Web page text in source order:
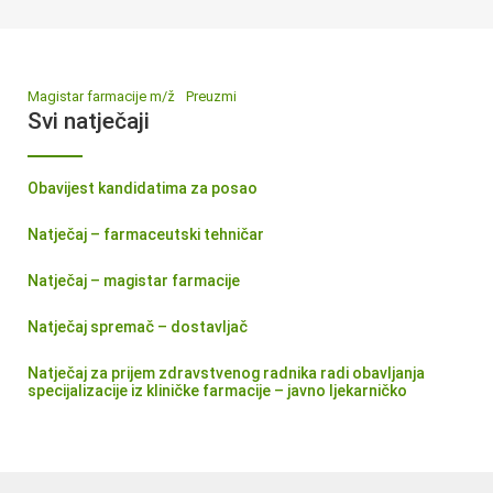
Magistar farmacije m/ž Preuzmi
Svi natječaji
Obavijest kandidatima za posao
Natječaj – farmaceutski tehničar
Natječaj – magistar farmacije
Natječaj spremač – dostavljač
Natječaj za prijem zdravstvenog radnika radi obavljanja
specijalizacije iz kliničke farmacije – javno ljekarničko